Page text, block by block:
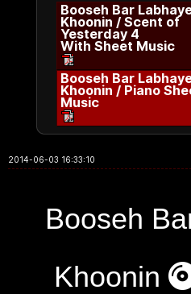
Booseh Bar
Khoonin / Scent of
Yesterday 4
With Sheet Music
Booseh Bar
Khoonin / Piano
Music
2014-06-03 16:33:10
Booseh
Khoonin